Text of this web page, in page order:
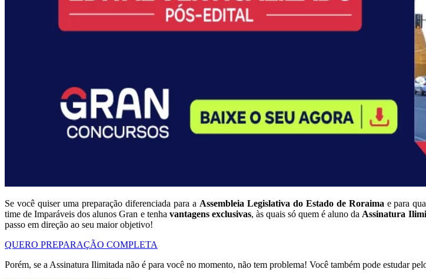
Se você quiser uma preparação diferenciada para aAssembleia Legislativa do Estado de Roraima e para
time de Imparáveis dos alunos Gran e tenha vantagens exclusivas, às quais só quem é aluno daAssinatura
passo em direção ao seu maior objetivo!
QUERO PREPARAÇÃO COMPLETA
Porém, se a Assinatura Ilimitada não é para você no momento, não tem problema! Você também pode estudar